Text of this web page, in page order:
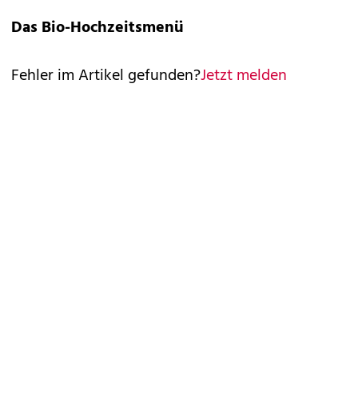
Das Bio-Hochzeitsmenü
Fehler im Artikel gefunden?Jetzt melden